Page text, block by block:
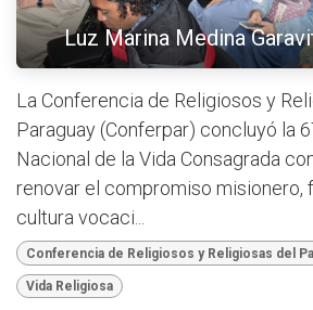
Luz Marina Medina
La Conferencia de Religiosos y
Paraguay (Conferpar) concluyó la
Nacional de la Vida Consagrada
renovar el compromiso misionero,
cultura vocaci...
Conferencia de Religiosos y Religiosas del
Vida Religiosa